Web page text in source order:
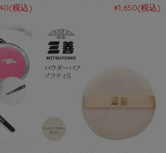
(税込) ¥1,650(税込)